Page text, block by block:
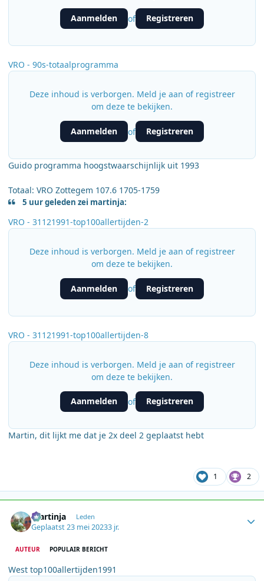
Aanmelden of Registreren
VRO - 90s-totaalprogramma
Deze inhoud is verborgen. Meld je aan of registreer
om deze te bekijken.
Aanmelden of Registreren
Guido programma hoogstwaarschijnlijk uit 1993
Totaal: VRO Zottegem 107.6 1705-1759
5 uur geleden zei martinja:
VRO - 31121991-top100allertijden-2
Deze inhoud is verborgen. Meld je aan of registreer
om deze te bekijken.
Aanmelden of Registreren
VRO - 31121991-top100allertijden-8
Deze inhoud is verborgen. Meld je aan of registreer
om deze te bekijken.
Aanmelden of Registreren
Martin, dit lijkt me dat je 2x deel 2 geplaatst hebt
1 2
martinja Leden
Geplaatst23 mei 20233 jr.
AUTEUR POPULAIR BERICHT
West top100allertijden1991